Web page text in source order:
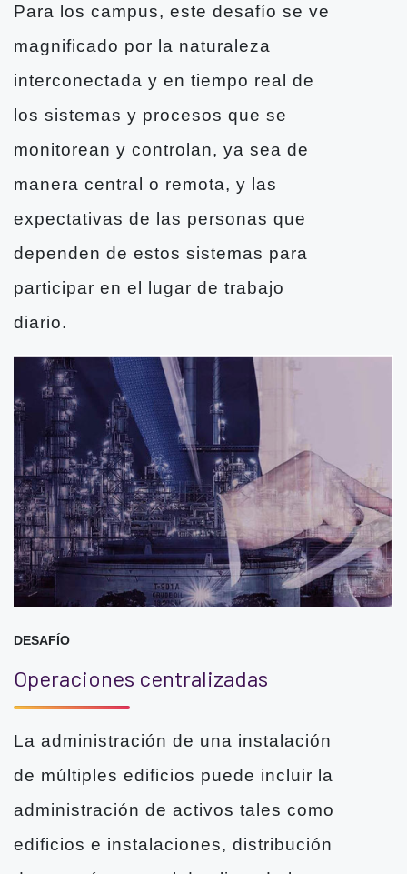
Para los campus, este desafío se ve
magnificado por la naturaleza
interconectada y en tiempo real de
los sistemas y procesos que se
monitorean y controlan, ya sea de
manera central o remota, y las
expectativas de las personas que
dependen de estos sistemas para
participar en el lugar de trabajo
diario.
DESAFÍO
Operaciones centralizadas
La administración de una instalación
de múltiples edificios puede incluir la
administración de activos tales como
edificios e instalaciones, distribución